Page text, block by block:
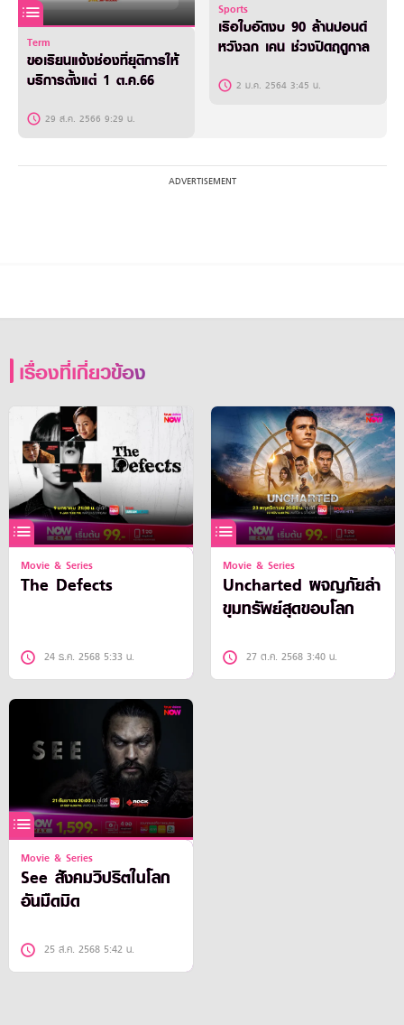
Term
ขอเรียนแจ้งช่องที่ยุติการให้
บริการตั้งแต่ 1 ต.ค.66
29 ส.ค. 2566 9:29 น.
Sports
เรือใบอัดงบ 90 ล้านปอนด์
หวังฉก เคน ช่วงปิดฤดูกาล
2 ม.ค. 2564 3:45 น.
เรื่องที่เกี่ยวข้อง
Movie & Series
The Defects
24 ธ.ค. 2568 5:33 น.
Movie & Series
Uncharted ผจญภัยล่า
ขุมทรัพย์สุดขอบโลก
27 ต.ค. 2568 3:40 น.
Movie & Series
See สังคมวิปริตในโลก
อันมืดมิด
25 ส.ค. 2568 5:42 น.